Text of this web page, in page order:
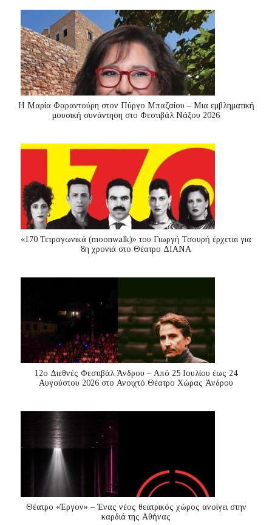
Η Μαρία Φαραντούρη στον Πύργο Μπαζαίου – Μια εμβληματική
μουσική συνάντηση στο Φεστιβάλ Νάξου 2026
«170 Τετραγωνικά (moonwalk)» του Γιωργή Τσουρή έρχεται για
8η χρονιά στο Θέατρο ΔΙΑΝΑ
12ο Διεθνές Φεστιβάλ Άνδρου – Από 25 Ιουλίου έως 24
Αυγούστου 2026 στο Ανοιχτό Θέατρο Χώρας Άνδρου
Θέατρο «Έργον» – Ένας νέος θεατρικός χώρος ανοίγει στην
καρδιά της Αθήνας